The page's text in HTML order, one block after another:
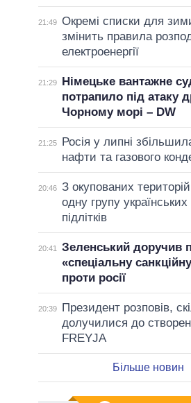
21:49 Окремі списки для
змінить правила
електроенергії
21:29
Німецьке вантажне
потрапило під атаку
Чорному морі – DW
21:25
Росія у липні
нафти та газового
20:46 З окупованих
одну групу українських
підлітків
20:41
Зеленський доручив
«спеціальну
проти росії
20:39
Президент розповів,
долучилися до
FREYJA
Більше новин